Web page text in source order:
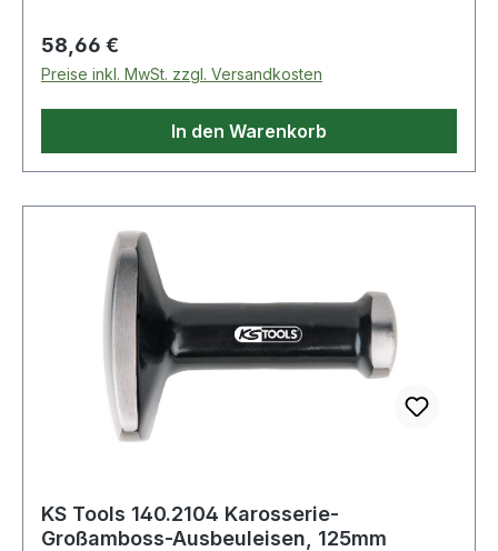
Regulärer Preis:
58,66 €
Preise inkl. MwSt. zzgl. Versandkosten
In den Warenkorb
KS Tools 140.2104 Karosserie-
Großamboss-Ausbeuleisen, 125mm